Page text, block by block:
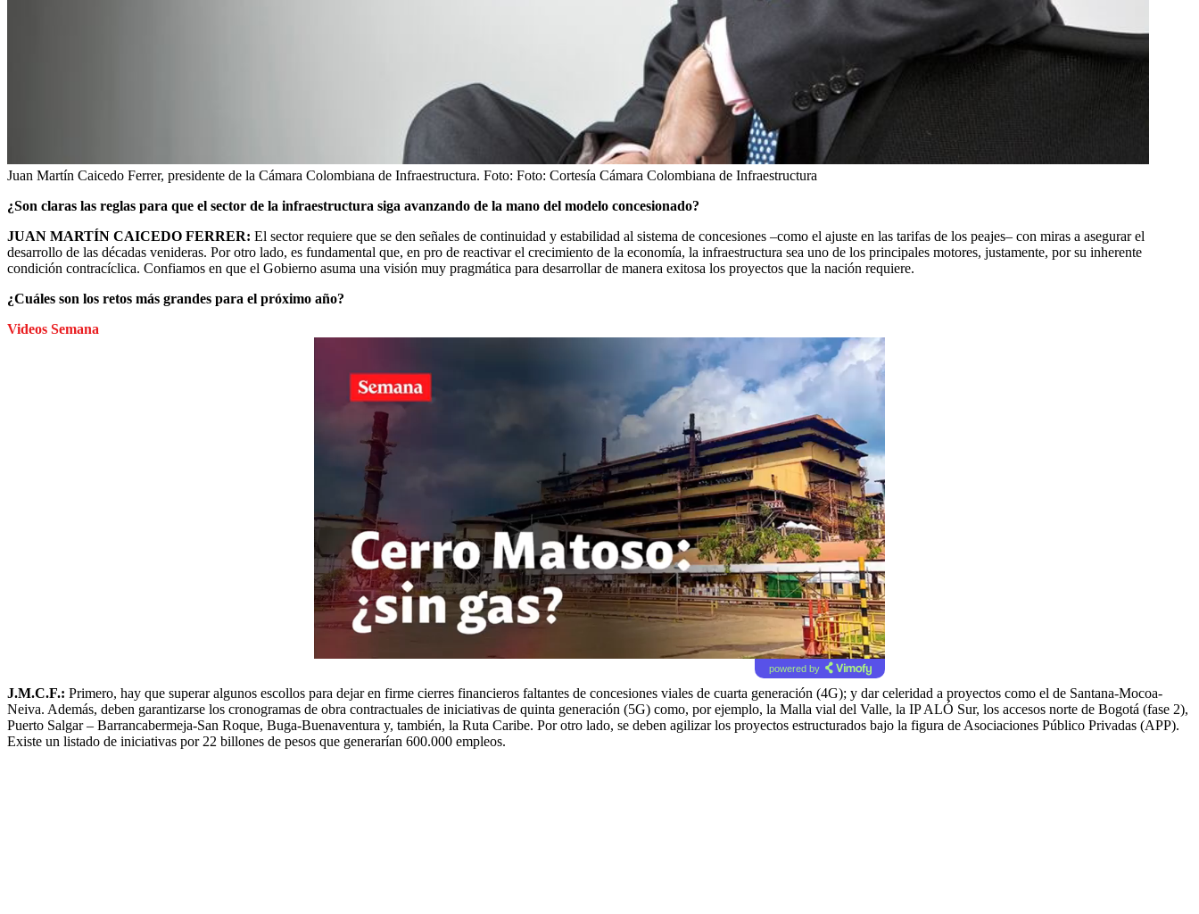
Juan Martín Caicedo Ferrer, presidente de la Cámara Colombiana de Infraestructura. Foto: Foto: Cortesía Cámara Colombiana de Infraestructura
¿Son claras las reglas para que el sector de la infraestructura siga avanzando de la mano del modelo concesionado?
JUAN MARTÍN CAICEDO FERRER: El sector requiere que se den señales de continuidad y estabilidad al sistema de concesiones –como el ajuste en las tarifas de los peajes– con miras a asegurar el
desarrollo de las décadas venideras. Por otro lado, es fundamental que, en pro de reactivar el crecimiento de la economía, la infraestructura sea uno de los principales motores, justamente, por su inherente
condición contracíclica. Confiamos en que el Gobierno asuma una visión muy pragmática para desarrollar de manera exitosa los proyectos que la nación requiere.
¿Cuáles son los retos más grandes para el próximo año?
Videos Semana
powered by
J.M.C.F.: Primero, hay que superar algunos escollos para dejar en firme cierres financieros faltantes de concesiones viales de cuarta generación (4G); y dar celeridad a proyectos como el de Santana-Mocoa-
Neiva. Además, deben garantizarse los cronogramas de obra contractuales de iniciativas de quinta generación (5G) como, por ejemplo, la Malla vial del Valle, la IP ALÓ Sur, los accesos norte de Bogotá (fase 2),
Puerto Salgar – Barrancabermeja-San Roque, Buga-Buenaventura y, también, la Ruta Caribe. Por otro lado, se deben agilizar los proyectos estructurados bajo la figura de Asociaciones Público Privadas (APP).
Existe un listado de iniciativas por 22 billones de pesos que generarían 600.000 empleos.